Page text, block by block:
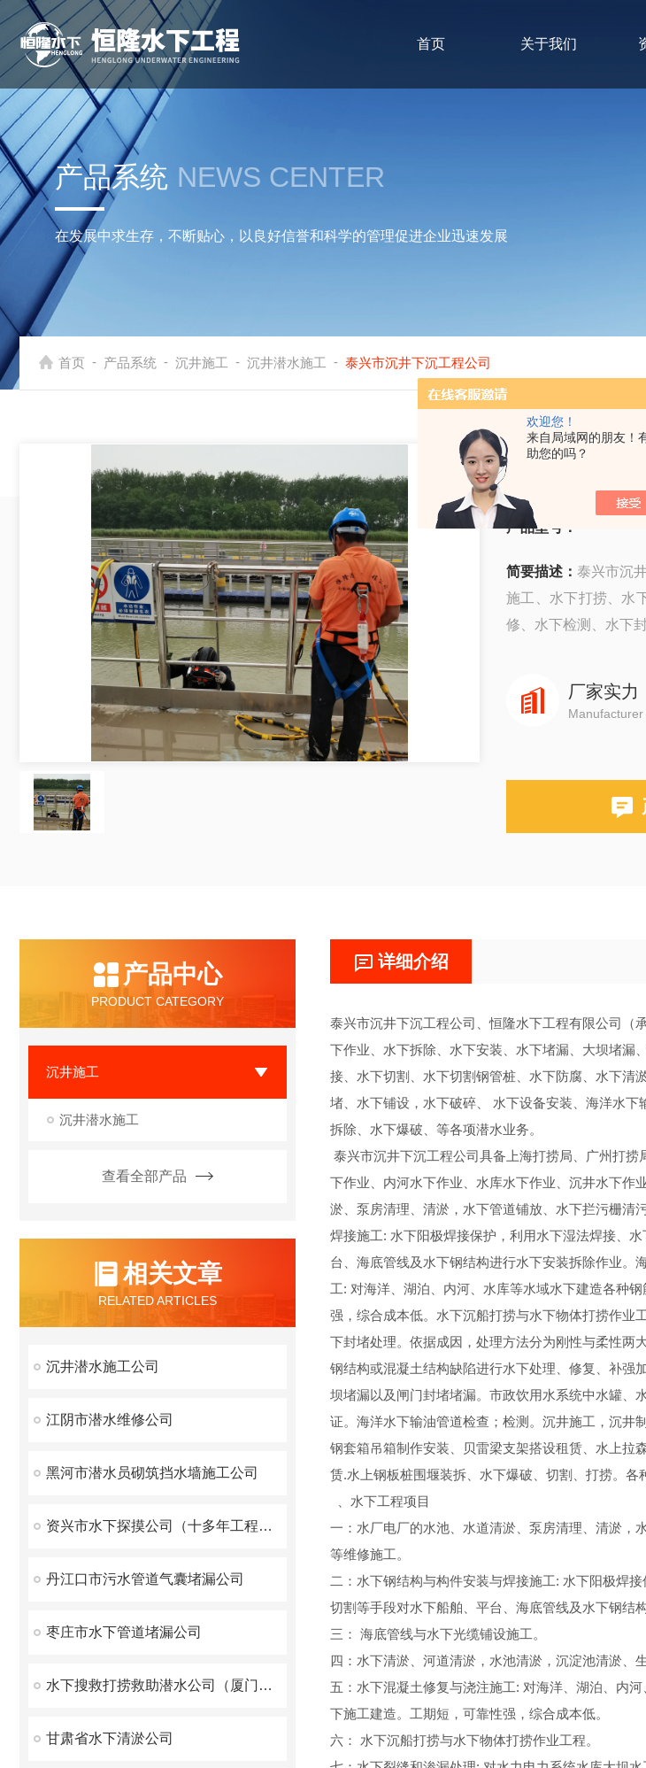
欢迎您！
来自局域网的朋友！
助您的吗？
首页 关于我们
产品系统 NEWS CENTER
在发展中求生存，不断贴心，以良好信誉和科学的管理促进企业迅速发展
首页 - 产品系统 - 沉井施工 - 沉井潜水施工 - 泰兴市沉井下沉工程公司
泰兴市沉井
产品型号：
简要描述： 泰兴市沉
施工、水下打捞、水
修、水下检测、水下
厂家实力
产品中心
PRODUCT CATEGORY
沉井施工
沉井潜水施工
查看全部产品
相关文章
RELATED ARTICLES
沉井潜水施工公司
江阴市潜水维修公司
黑河市潜水员砌筑挡水墙施工公司
资兴市水下探摸公司（十多年工程经验、面向全国施工）
丹江口市污水管道气囊堵漏公司
枣庄市水下管道堵漏公司
水下搜救打捞救助潜水公司（厦门市）
甘肃省水下清淤公司
详细介绍
泰兴市沉井下沉工程公司、恒隆水下工程有限公司（
下作业、水下拆除、水下安装、水下堵漏、大坝堵漏
接、水下切割、水下切割钢管桩、水下防腐、水下清
堵、水下铺设，水下破碎、 水下设备安装、海洋水
拆除、水下爆破、等各项潜水业务。
泰兴市沉井下沉工程公司具备上海打捞局、广州打
下作业、内河水下作业、水库水下作业、沉井水下作
淤、泵房清理、清淤，水下管道铺放、水下拦污栅清
焊接施工: 水下阳极焊接保护，利用水下湿法焊接、
台、海底管线及水下钢结构进行水下安装拆除作业。
工: 对海洋、湖泊、内河、水库等水域水下建造各种
强，综合成本低。水下沉船打捞与水下物体打捞作业
下封堵处理。依据成因，处理方法分为刚性与柔性两
钢结构或混凝土结构缺陷进行水下处理、修复、补强
坝堵漏以及闸门封堵堵漏。市政饮用水系统中水罐、
证。海洋水下输油管道检查；检测。沉井施工，沉井
钢套箱吊箱制作安装、贝雷梁支架搭设租赁、水上拉
赁.水上钢板桩围堰装拆、水下爆破、切割、打捞。
、水下工程项目
一：水厂电厂的水池、水道清淤、泵房清理、清淤，
等维修施工。
二：水下钢结构与构件安装与焊接施工: 水下阳极焊
切割等手段对水下船舶、平台、海底管线及水下钢结
三： 海底管线与水下光缆铺设施工。
四：水下清淤、河道清淤，水池清淤，沉淀池清淤、
五：水下混凝土修复与浇注施工: 对海洋、湖泊、内
下施工建造。工期短，可靠性强，综合成本低。
六： 水下沉船打捞与水下物体打捞作业工程。